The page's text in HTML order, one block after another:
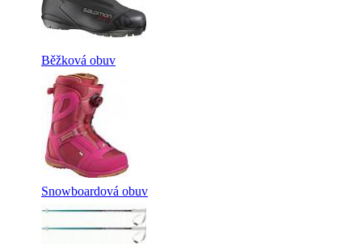
Běžková obuv
Snowboardová obuv